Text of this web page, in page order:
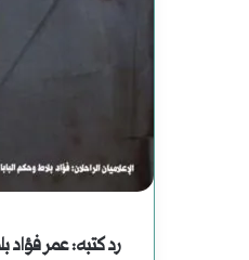
رد كتبه: عمر فؤاد